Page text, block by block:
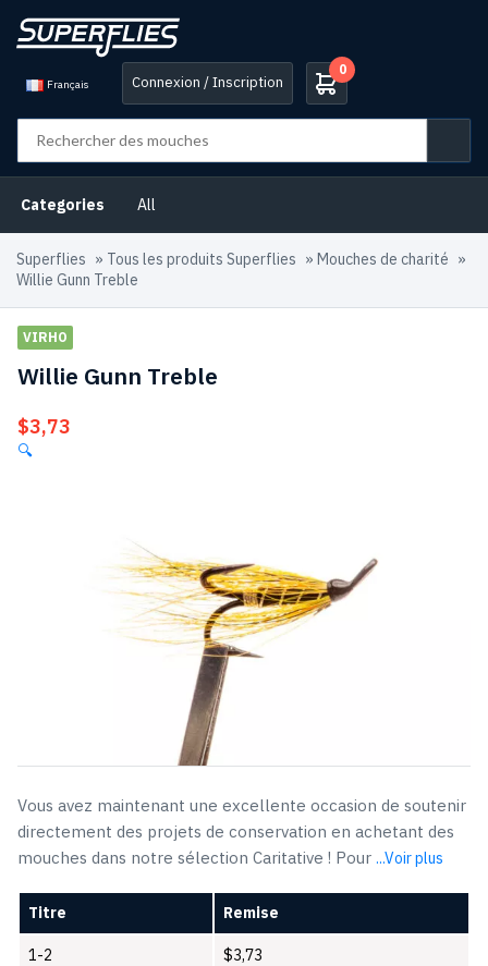
Français Connexion / Inscription
0
Categories All
Superflies » Tous les produits Superflies » Mouches de charité »
Willie Gunn Treble
VIRHO
Willie Gunn Treble
$3,73
🔍
Vous avez maintenant une excellente occasion de soutenir
directement des projets de conservation en achetant des
mouches dans notre sélection Caritative ! Pour ...Voir plus
Titre Remise
1-2 $3,73